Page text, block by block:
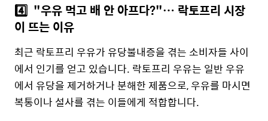
4️⃣ "우유 먹고 배 안 아프다?"… 락토프리 시장
이 뜨는 이유
최근 락토프리 우유가 유당불내증을 겪는 소비자들 사이
에서 인기를 얻고 있습니다. 락토프리 우유는 일반 우유
에서 유당을 제거하거나 분해한 제품으로, 우유를 마시면
복통이나 설사를 겪는 이들에게 적합합니다.